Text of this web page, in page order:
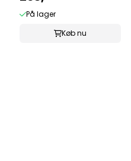
På lager
Køb nu